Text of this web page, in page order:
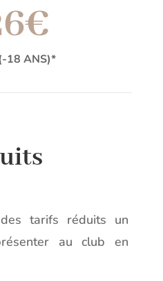
18 ANS)*
tarifs réduits un
au club en